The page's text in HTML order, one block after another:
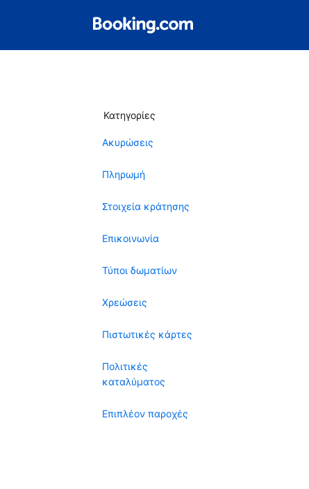
Κατηγορίες
Ακυρώσεις
Πληρωμή
Στοιχεία κράτησης
Επικοινωνία
Τύποι δωματίων
Χρεώσεις
Πιστωτικές κάρτες
Πολιτικές
καταλύματος
Επιπλέον παροχές